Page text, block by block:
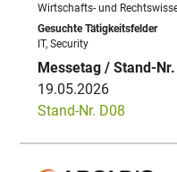
Wirtschafts- und
IT, Security
19.05.2026
Stand-Nr. D08